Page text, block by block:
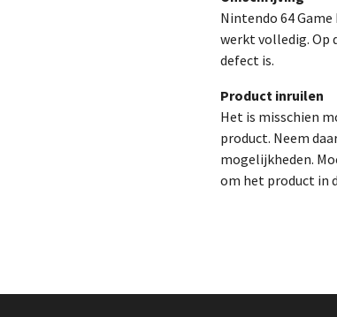
Nintendo 64 Game
werkt volledig. Op
defect is.
Product inruilen
Het is misschien
product. Neem
mogelijkheden.
om het product in